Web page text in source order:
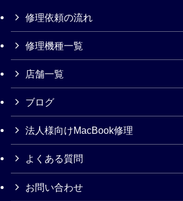
修理依頼の流れ
修理機種一覧
店舗一覧
ブログ
法人様向けMacBook修理
よくある質問
お問い合わせ